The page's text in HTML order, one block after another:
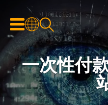
一次性付